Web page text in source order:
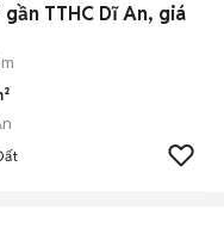
gần TTHC Dĩ An, giá